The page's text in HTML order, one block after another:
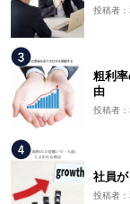
投稿者
粗利
由
投稿者
社員
投稿者